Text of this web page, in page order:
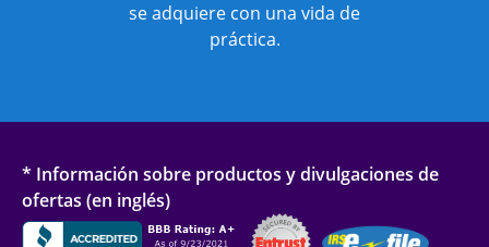
se adquiere con una vida de
práctica.
* Información sobre productos y divulgaciones de
ofertas (en inglés)